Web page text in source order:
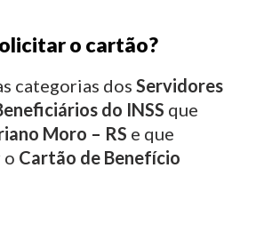
o cartão?
categorias dos Servidores
do INSS que
Moro – RS e que
o Cartão de Benefício